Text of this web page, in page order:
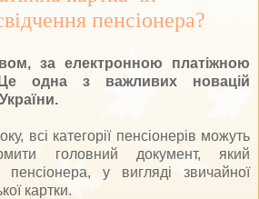
пенсіонера?
за електронною платіжною
одна з важливих новацій
всі категорії пенсіонерів можуть
головний документ, який
пенсіонера, у вигляді звичайної
картки.